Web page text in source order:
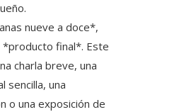
nueve a doce*,
final*. Este
charla breve, una
sencilla, una
o una exposición de